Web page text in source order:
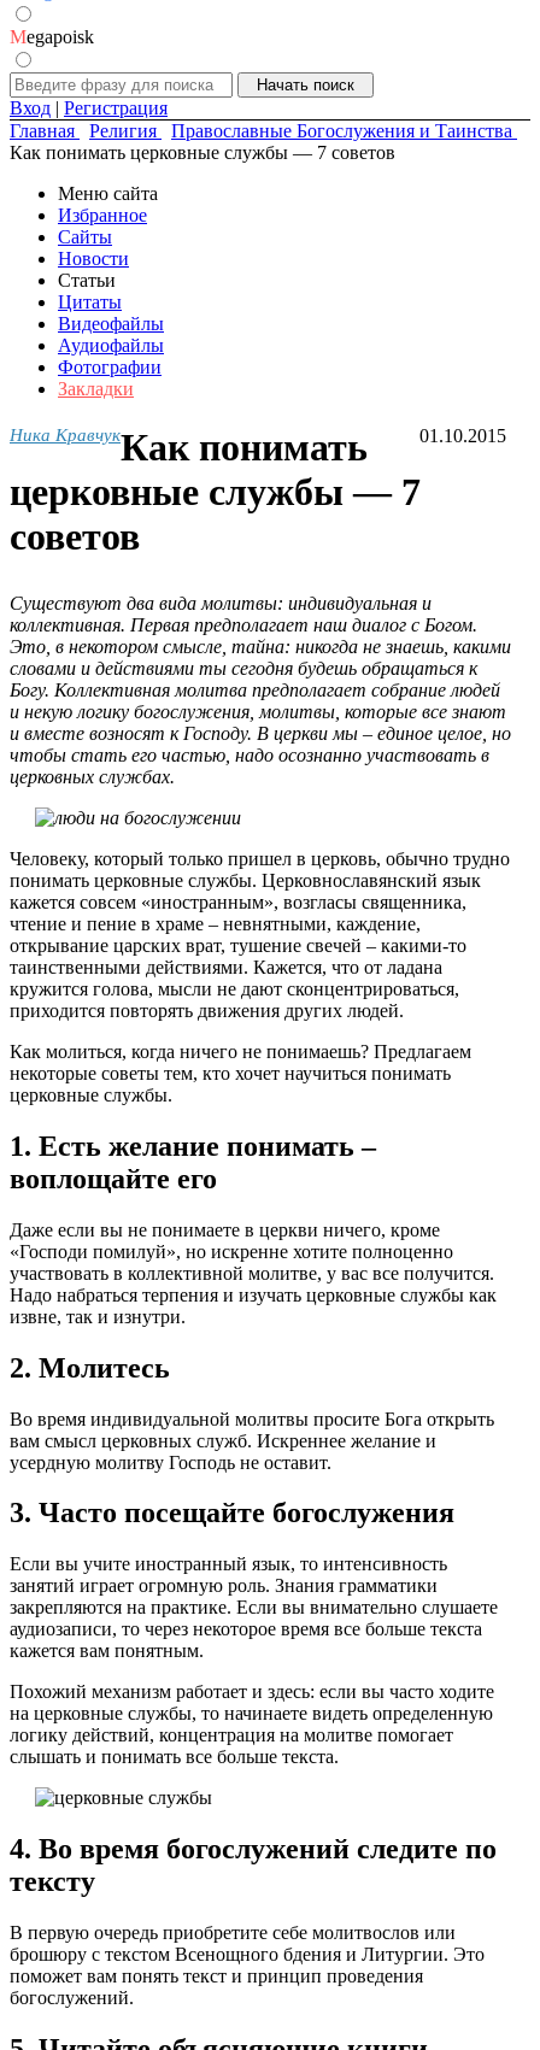
Megapoisk
Вход | Регистрация
Главная
Религия
Православные Богослужения и Таинства
Как понимать церковные службы — 7 советов
Меню сайта
Избранное
Сайты
Новости
Статьи
Цитаты
Видеофайлы
Аудиофайлы
Фотографии
Закладки
Ника Кравчук 01.10.2015
Как понимать
церковные службы — 7
советов
Существуют два вида молитвы: индивидуальная и
коллективная. Первая предполагает наш диалог с Богом.
Это, в некотором смысле, тайна: никогда не знаешь, какими
словами и действиями ты сегодня будешь обращаться к
Богу. Коллективная молитва предполагает собрание людей
и некую логику богослужения, молитвы, которые все знают
и вместе возносят к Господу. В церкви мы – единое целое, но
чтобы стать его частью, надо осознанно участвовать в
церковных службах.
Человеку, который только пришел в церковь, обычно трудно
понимать церковные службы. Церковнославянский язык
кажется совсем «иностранным», возгласы священника,
чтение и пение в храме – невнятными, каждение,
открывание царских врат, тушение свечей – какими-то
таинственными действиями. Кажется, что от ладана
кружится голова, мысли не дают сконцентрироваться,
приходится повторять движения других людей.
Как молиться, когда ничего не понимаешь? Предлагаем
некоторые советы тем, кто хочет научиться понимать
церковные службы.
1. Есть желание понимать –
воплощайте его
Даже если вы не понимаете в церкви ничего, кроме
«Господи помилуй», но искренне хотите полноценно
участвовать в коллективной молитве, у вас все получится.
Надо набраться терпения и изучать церковные службы как
извне, так и изнутри.
2. Молитесь
Во время индивидуальной молитвы просите Бога открыть
вам смысл церковных служб. Искреннее желание и
усердную молитву Господь не оставит.
3. Часто посещайте богослужения
Если вы учите иностранный язык, то интенсивность
занятий играет огромную роль. Знания грамматики
закрепляются на практике. Если вы внимательно слушаете
аудиозаписи, то через некоторое время все больше текста
кажется вам понятным.
Похожий механизм работает и здесь: если вы часто ходите
на церковные службы, то начинаете видеть определенную
логику действий, концентрация на молитве помогает
слышать и понимать все больше текста.
4. Во время богослужений следите по
тексту
В первую очередь приобретите себе молитвослов или
брошюру с текстом Всенощного бдения и Литургии. Это
поможет вам понять текст и принцип проведения
богослужений.